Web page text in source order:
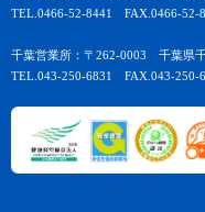
TEL.0466-52-8441 FAX.0466-52-
千葉営業所：〒262-0003 千葉県
TEL.043-250-6831 FAX.043-250-